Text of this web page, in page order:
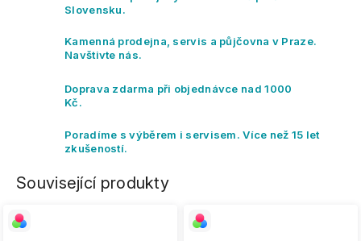
Slovensku.
Kamenná prodejna, servis a půjčovna v Praze.
Navštivte nás.
Doprava zdarma při objednávce nad 1000
Kč.
Poradíme s výběrem i servisem. Více než 15 let
zkušeností.
Související produkty